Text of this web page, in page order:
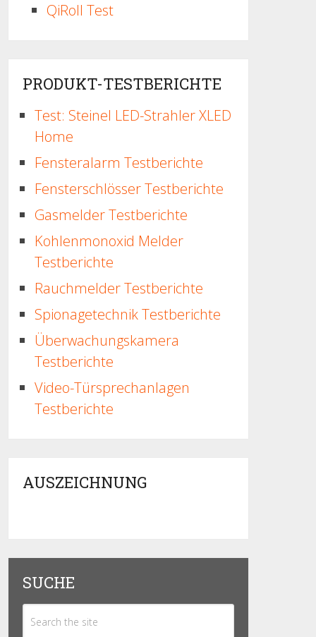
QiRoll Test
PRODUKT-TESTBERICHTE
Test: Steinel LED-Strahler XLED
Home
Fensteralarm Testberichte
Fensterschlösser Testberichte
Gasmelder Testberichte
Kohlenmonoxid Melder
Testberichte
Rauchmelder Testberichte
Spionagetechnik Testberichte
Überwachungskamera
Testberichte
Video-Türsprechanlagen
Testberichte
AUSZEICHNUNG
SUCHE